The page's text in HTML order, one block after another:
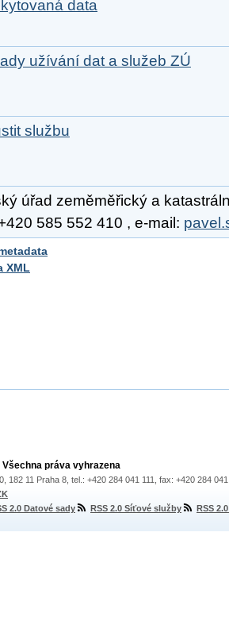
data
užívání dat a služeb ZÚ
službu
úřad zeměměřický a
585 552 410 , e-mail:
XML
práva vyhrazena
182 11 Praha 8, tel.: +420 284 041 111, fax: +420 284
2.0 Datové sady RSS 2.0 Síťové služby RSS